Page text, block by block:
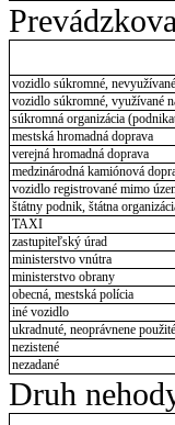
vozidlo súkromné,
vozidlo súkromné, využívané
súkromná organizácia
mestská hromadná doprava
verejná hromadná doprava
medzinárodná kamiónová
vozidlo registrované mimo
štátny podnik, štátna
TAXI
zastupiteľský úrad
ministerstvo vnútra
ministerstvo obrany
obecná, mestská polícia
iné vozidlo
ukradnuté, neoprávnene
nezistené
nezadané
Druh